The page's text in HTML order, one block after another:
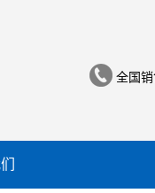
全国销